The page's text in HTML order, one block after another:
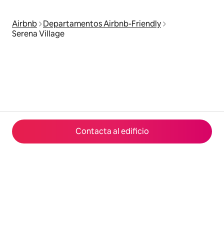
Contacta al edificio
Airbnb
Departamentos Airbnb-Friendly
Serena Village